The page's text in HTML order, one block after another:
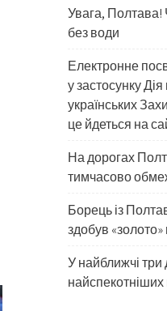
Увага, Полтава!
без води
Електронне
у застосунку
українських
це йдеться на
На дорогах
тимчасово
Борець із
здобув
​У найближчі три